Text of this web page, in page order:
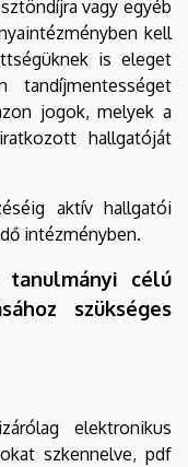
vagy egyéb
kell
is eleget
jogok, melyek a
hallgatóját
aktív hallgatói
intézményben.
tanulmányi célú
szükséges
elektronikus
szkennelve, pdf